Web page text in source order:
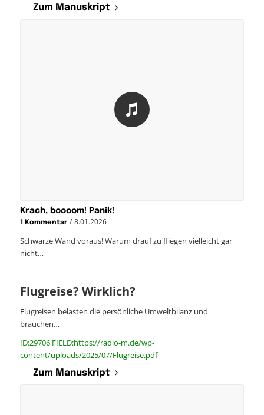
Zum Manuskript
Krach, boooom! Panik!
1 Kommentar / 8.01.2026
Schwarze Wand voraus! Warum drauf zu fliegen vielleicht gar
nicht…
Flugreise? Wirklich?
Flugreisen belasten die persönliche Umweltbilanz und
brauchen…
ID:29706 FIELD:https://radio-m.de/wp-
content/uploads/2025/07/Flugreise.pdf
Zum Manuskript